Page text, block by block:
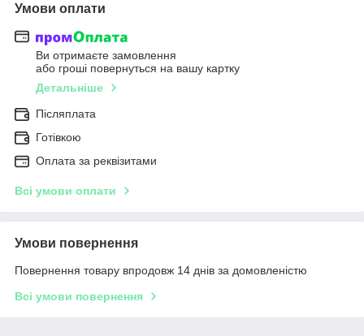
Умови оплати
Ви отримаєте замовлення
або гроші повернуться на вашу картку
Детальніше
Післяплата
Готівкою
Оплата за реквізитами
Всі умови оплати
Умови повернення
Повернення товару впродовж 14 днів за домовленістю
Всі умови повернення